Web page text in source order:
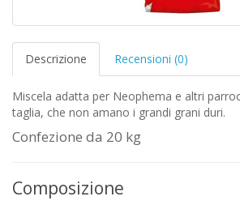
Descrizione Recensioni (0)
Miscela adatta per Neophema e altri
taglia, che non amano i grandi grani duri.
Confezione da 20 kg
Composizione